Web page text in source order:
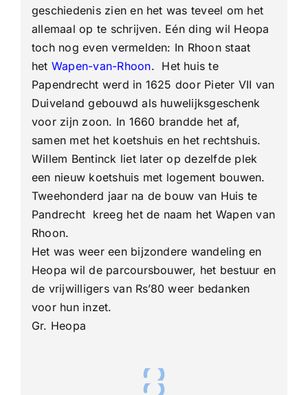
geschiedenis zien en het was teveel om het
allemaal op te schrijven. Eén ding wil Heopa
toch nog even vermelden: In Rhoon staat
het Wapen-van-Rhoon. Het huis te
Papendrecht werd in 1625 door Pieter VII van
Duiveland gebouwd als huwelijksgeschenk
voor zijn zoon. In 1660 brandde het af,
samen met het koetshuis en het rechtshuis.
Willem Bentinck liet later op dezelfde plek
een nieuw koetshuis met logement bouwen.
Tweehonderd jaar na de bouw van Huis te
Pandrecht kreeg het de naam het Wapen van
Rhoon.
Het was weer een bijzondere wandeling en
Heopa wil de parcoursbouwer, het bestuur en
de vrijwilligers van Rs’80 weer bedanken
voor hun inzet.
Gr. Heopa